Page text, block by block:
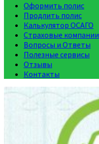
Оформить полис
Продлить полис
Калькулятор ОСАГО
Страховые компании
Вопросы и Ответы
Полезные сервисы
Отзывы
Контакты